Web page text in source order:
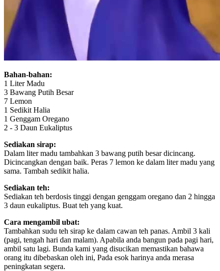
Bahan-bahan:
1 Liter Madu
3 Bawang Putih Besar
7 Lemon
1 Sedikit Halia
1 Genggam Oregano
2 - 3 Daun Eukaliptus
Sediakan sirap:
Dalam liter madu tambahkan 3 bawang putih besar dicincang.
Dicincangkan dengan baik. Peras 7 lemon ke dalam liter madu yang
sama. Tambah sedikit halia.
Sediakan teh:
Sediakan teh berdosis tinggi dengan genggam oregano dan 2 hingga
3 daun eukaliptus. Buat teh yang kuat.
Cara mengambil ubat:
Tambahkan sudu teh sirap ke dalam cawan teh panas. Ambil 3 kali
(pagi, tengah hari dan malam). Apabila anda bangun pada pagi hari,
ambil satu lagi. Bunda kami yang disucikan memastikan bahawa
orang itu dibebaskan oleh ini, Pada esok harinya anda merasa
peningkatan segera.